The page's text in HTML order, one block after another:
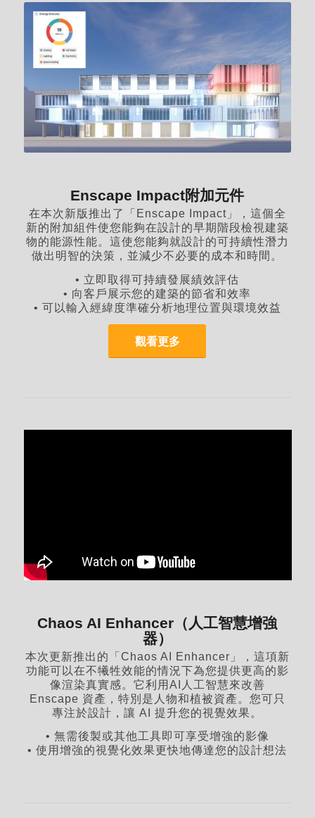
Enscape Impact附加元件
在本次新版推出了「Enscape Impact」，這個全
新的附加組件使您能夠在設計的早期階段檢視建築
物的能源性能。這使您能夠就設計的可持續性潛力
做出明智的決策，並減少不必要的成本和時間。
• 立即取得可持續發展績效評估
• 向客戶展示您的建築的節省和效率
• 可以輸入經緯度準確分析地理位置與環境效益
觀看更多
Chaos AI Enhancer（人工智慧增強
器）
本次更新推出的「Chaos AI Enhancer」，這項新
功能可以在不犧牲效能的情況下為您提供更高的影
像渲染真實感。它利用AI人工智慧來改善
Enscape 資產，特別是人物和植被資產。您可只
專注於設計，讓 AI 提升您的視覺效果。
• 無需後製或其他工具即可享受增強的影像
• 使用增強的視覺化效果更快地傳達您的設計想法